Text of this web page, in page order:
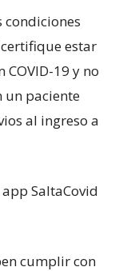
condiciones
estar
19 y no
un paciente
al ingreso a
SaltaCovid
cumplir con